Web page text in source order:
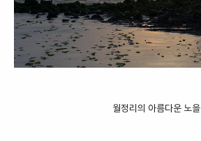
월정리의 아름다운 노을